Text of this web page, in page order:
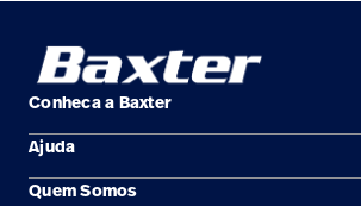
Conosco
launch
Trabalhe
Conosco
launch
Baxter.com
Portal
Conheca a Baxter
Áreas de solução
Produtos
Ajuda
Contato
Quem Somos